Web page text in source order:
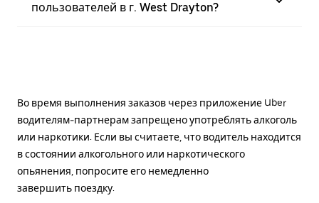
пользователей в г. West Drayton?
Во время выполнения заказов через приложение Uber
водителям-партнерам запрещено употреблять алкоголь
или наркотики. Если вы считаете, что водитель находится
в состоянии алкогольного или наркотического
опьянения, попросите его немедленно
завершить поездку.